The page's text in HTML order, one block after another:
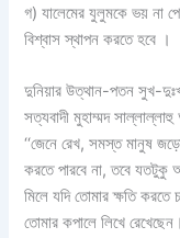
গ) যালেমের যুলুমকে ভয় না
বিশ্বাস স্থাপন করতে হবে ।
দুনিয়ার উত্থান-পতন সুখ-
সত্যবাদী মুহাম্মদ
‘‘জেনে রেখ, সমস্ত মানুষ
করতে পারবে না, তবে যতটুকু
মিলে যদি তোমার ক্ষতি
তোমার কপালে লিখে